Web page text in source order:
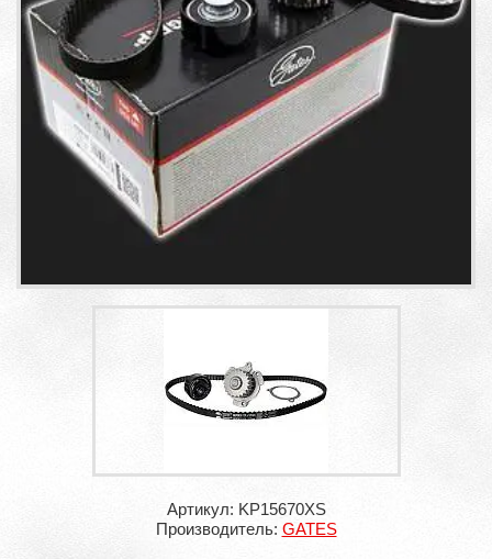
Артикул: KP15670XS
Производитель: GATES